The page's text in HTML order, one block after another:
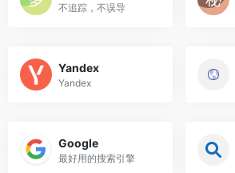
不追踪，不误导
Yandex
Yandex
Google
最好用的搜索引擎